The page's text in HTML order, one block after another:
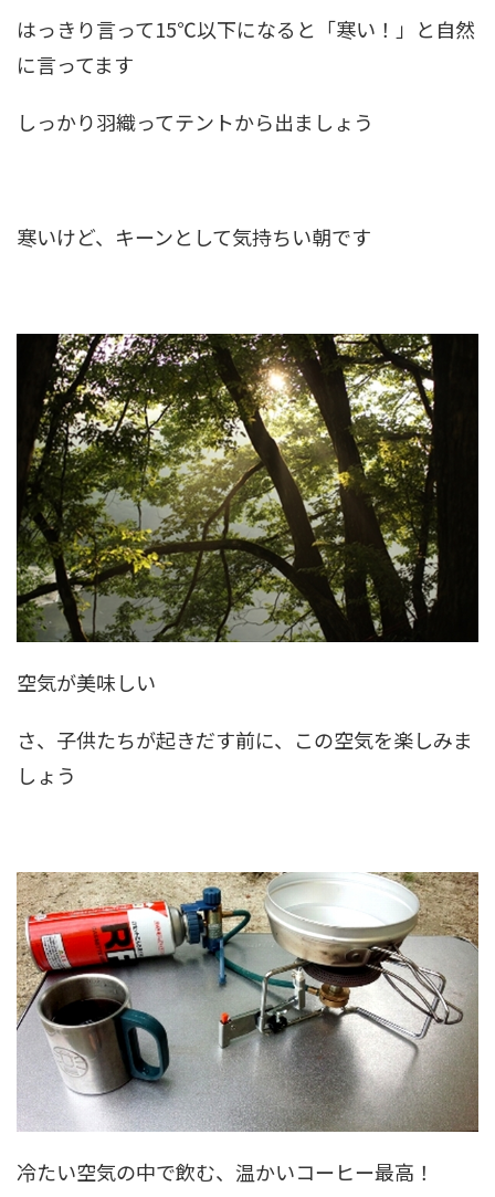
はっきり言って15℃以下になると「寒い！」と自然
に言ってます
しっかり羽織ってテントから出ましょう
寒いけど、キーンとして気持ちい朝です
空気が美味しい
さ、子供たちが起きだす前に、この空気を楽しみま
しょう
冷たい空気の中で飲む、温かいコーヒー最高！